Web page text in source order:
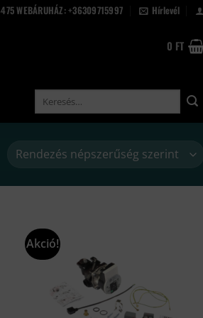
WEBÁRUHÁZ: +36309715997 Hírlevél
0 FT
Keresés
következőre:
Akció!